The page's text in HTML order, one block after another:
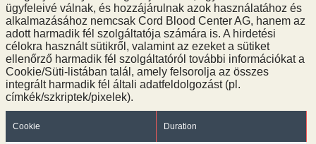
ügyfeleivé válnak, és hozzájárulnak azok használatához és
alkalmazásához nemcsak Cord Blood Center AG, hanem az
adott harmadik fél szolgáltatója számára is. A hirdetési
célokra használt sütikről, valamint az ezeket a sütiket
ellenőrző harmadik fél szolgáltatóról további információkat a
Cookie/Süti-listában talál, amely felsorolja az összes
integrált harmadik fél általi adatfeldolgozást (pl.
címkék/szkriptek/pixelek).
Cookie Duration